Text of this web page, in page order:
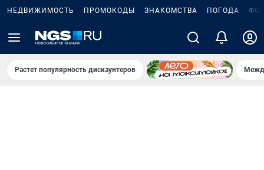
НЕДВИЖИМОСТЬ ПРОМОКОДЫ ЗНАКОМСТВА ПОГОДА
Растет популярность дискаунтеров